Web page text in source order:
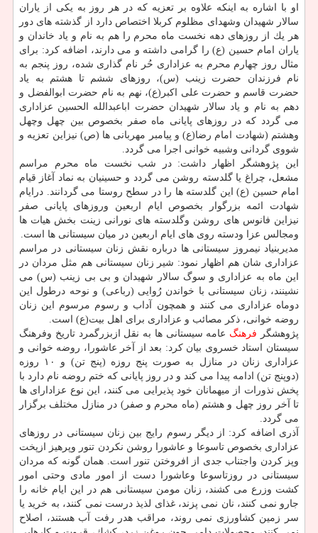
او با اشاره به اینكه علاوه بر تعزیه كه در هر روز به یكی از یاران
سالار شهیدان وشهدای مظلوم كربلا اختصاص دارد از گذشته های دور
هر یك از روزهای دهه نخست ماه محرم را هم به نام و یاد خاندان و
یاران امام حسین (ع) را گرامی داشته و می دارند، اضافه كرد: برای
مثال روز چهارم محرم به عزاداری حُر نام گذاری شده، روز پنجم به
نام فرزندان حضرت زینب (س)، روزهای ششم تا هشتم به یاد
حضرت قاسم و حضرت علی اكبر(ع)، نهم به نام حضرت ابوالفضل و
دهم به نام و یاد سالار شهیدان حضرت اباعبدالله الحسین عزاداری
می گردد كه در روزهای پایانی ماه صفر بخصوص بین چهل وچهل
وهشتم (شهادت امام رضا(ع) و پیامبر مهربانی ها (ص) نیزاین تعزیه و
شووی گردانی وشبیه خوانی اجرا می گردد.
این پژوهشگر اظهار داشت: در شب نخست ماه محرم مراسم
مشعل، چراغ یا گلدسته روشن می گردد و حسینیان به نماد آغاز قیام
امام حسین (ع) این گلدسته ها را در سطح روستا می گردانند. درایام
شهادت ائمه بزرگوار بخصوص ایام اربعین وروزهای پایانی صفر
نیزاین فانوس های روشن وگلدسته های نورانی زینت بخش هیات ها
ومجالس عزا ودسته روی های ایام اربعین در میان سیستانی ها است.
مدیربنیاد نیمروز سیستانی ها درباره نقش زنان سیستانی در مراسم
عزاداری شان هم اظهار نمود: شیر زنان سیستانی هم مثل مردان در
این ماه به عزاداری و سوگ سالار شهیدان و بی بی زینب (س) می
نشینند، زنان سیستانی با خواندن رُوایی (رباعی) و نوحه درطول این
دوماه عزاداری می كنند و همچون آداب و رسوم مرسوم این زنان
روضه خوانی، ذكر مصائب و عزاداری برای اهل بیت(ع) است.
پژوهشگر فرهنگ عامه سیستانی ها به نقل ازبزرگمرد تاریخ وفرهنگ
سیستان استاد خسروی بیان كرد: بعد از آخر عاشورا، روضه خوانی و
عزاداری زنان در منازل به صورت پنج روزه (پنج تن) و ۱۰ روزه
(دوپنج تن) ادامه پیدا می كند و در روز پایانی كه ختم روضه نام دارد با
پخش نذورات از میهمانان خود پذیرایی می كنند، این نوع عزادارای ها
تا آخر روز چهل و هشتم (ماه محرم و صفر) در منازل مختلف برگزار
می گردد.
آذری اضافه كرد: از دیگر رسوم رایج بین زنان سیستانی در روزهای
عزاداری بخصوص تاسوعا و عاشورا روشن نكردن تنور وپرهیز ازپخت
وپز كردن واجتناب جدی از افروختن تنور است. همان گونه كه مردان
سیستانی در روزتاسوعا وعاشورا دست از امور مادی وحتی امور
كشت وزرع می كشند، زنان مومن سیستانی هم در این ایام خانه را
جارو نمی كنند، نان نمی پزند، غذای لذیذ درست نمی كنند، به خرید یا
سر زمین كشاورزی نمی روند، مراقب هدر رفت آب هستند، اصلاح